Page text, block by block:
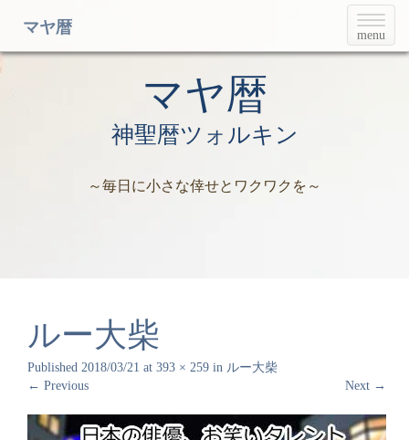
T
o
g
menu
マヤ暦
マヤ暦
神聖暦ツォルキン
～毎日に小さな倖せとワクワクを～
ルー大柴
Published 2018/03/21 at 393 × 259 in ルー大柴
← Previous Next →